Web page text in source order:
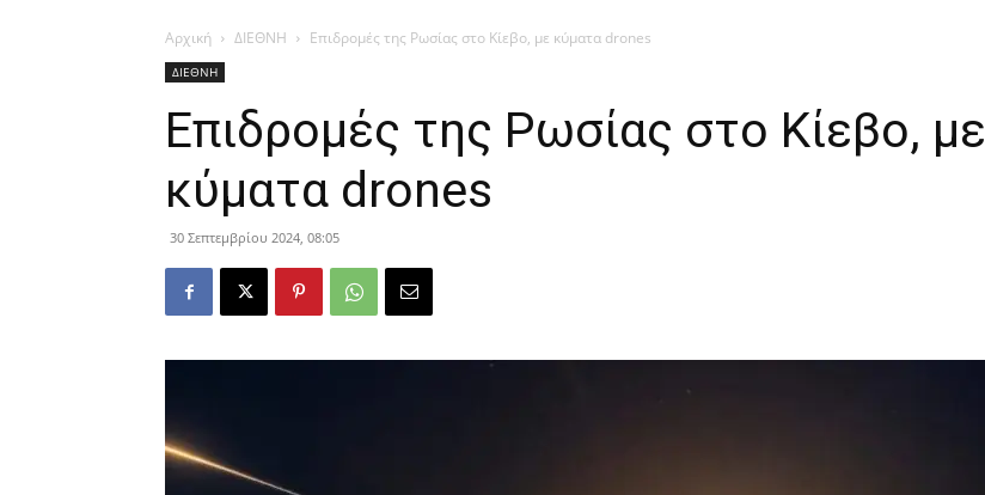
Αρχική ΔΙΕΘΝΗ Επιδρομές της Ρωσίας στο Κίεβο, με κύματα drones
ΔΙΕΘΝΗ
Επιδρομές της Ρωσίας στο Κίεβο, με
κύματα drones
30 Σεπτεμβρίου 2024, 08:05